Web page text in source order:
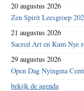
20 augustus 2026
Zen Spirit Leesgroep
21 augustus 2026
Sacred Art en Kum Nye
29 augustus 2026
Open Dag Nyingma
bekijk de agenda